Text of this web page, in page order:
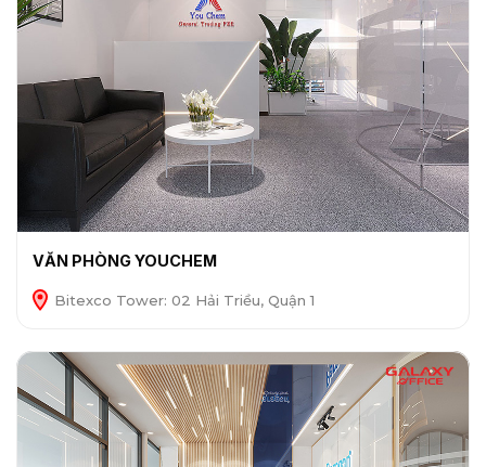
VĂN PHÒNG YOUCHEM
Bitexco Tower: 02 Hải Triều, Quận 1